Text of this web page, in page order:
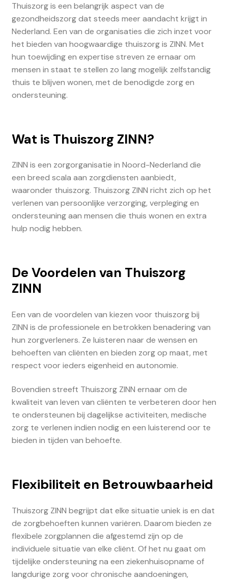
Thuiszorg is een belangrijk aspect van de
gezondheidszorg dat steeds meer aandacht krijgt in
Nederland. Een van de organisaties die zich inzet voor
het bieden van hoogwaardige thuiszorg is ZINN. Met
hun toewijding en expertise streven ze ernaar om
mensen in staat te stellen zo lang mogelijk zelfstandig
thuis te blijven wonen, met de benodigde zorg en
ondersteuning.
Wat is Thuiszorg ZINN?
ZINN is een zorgorganisatie in Noord-Nederland die
een breed scala aan zorgdiensten aanbiedt,
waaronder thuiszorg. Thuiszorg ZINN richt zich op het
verlenen van persoonlijke verzorging, verpleging en
ondersteuning aan mensen die thuis wonen en extra
hulp nodig hebben.
De Voordelen van Thuiszorg
ZINN
Een van de voordelen van kiezen voor thuiszorg bij
ZINN is de professionele en betrokken benadering van
hun zorgverleners. Ze luisteren naar de wensen en
behoeften van cliënten en bieden zorg op maat, met
respect voor ieders eigenheid en autonomie.
Bovendien streeft Thuiszorg ZINN ernaar om de
kwaliteit van leven van cliënten te verbeteren door hen
te ondersteunen bij dagelijkse activiteiten, medische
zorg te verlenen indien nodig en een luisterend oor te
bieden in tijden van behoefte.
Flexibiliteit en Betrouwbaarheid
Thuiszorg ZINN begrijpt dat elke situatie uniek is en dat
de zorgbehoeften kunnen variëren. Daarom bieden ze
flexibele zorgplannen die afgestemd zijn op de
individuele situatie van elke cliënt. Of het nu gaat om
tijdelijke ondersteuning na een ziekenhuisopname of
langdurige zorg voor chronische aandoeningen,